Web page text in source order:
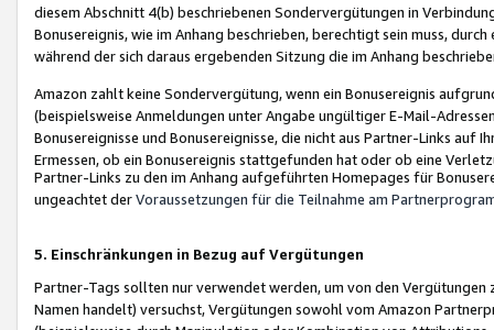
diesem Abschnitt 4(b) beschriebenen Sondervergütungen in
Bonusereignis, wie im Anhang beschrieben, berechtigt sein muss,
während der sich daraus ergebenden Sitzung die im Anhang
Amazon zahlt keine Sondervergütung, wenn ein Bonusereignis
(beispielsweise Anmeldungen unter Angabe ungültiger E-Mail-
Bonusereignisse und Bonusereignisse, die nicht aus Partner-Links auf
Ermessen, ob ein Bonusereignis stattgefunden hat oder ob eine
Partner-Links zu den im Anhang aufgeführten Homepages für
ungeachtet derVoraussetzungen für die Teilnahme am
5. Einschränkungen in Bezug auf Vergütungen
Partner-Tags sollten nur verwendet werden, um von den
Namen handelt) versuchst, Vergütungen sowohl vom Amazon